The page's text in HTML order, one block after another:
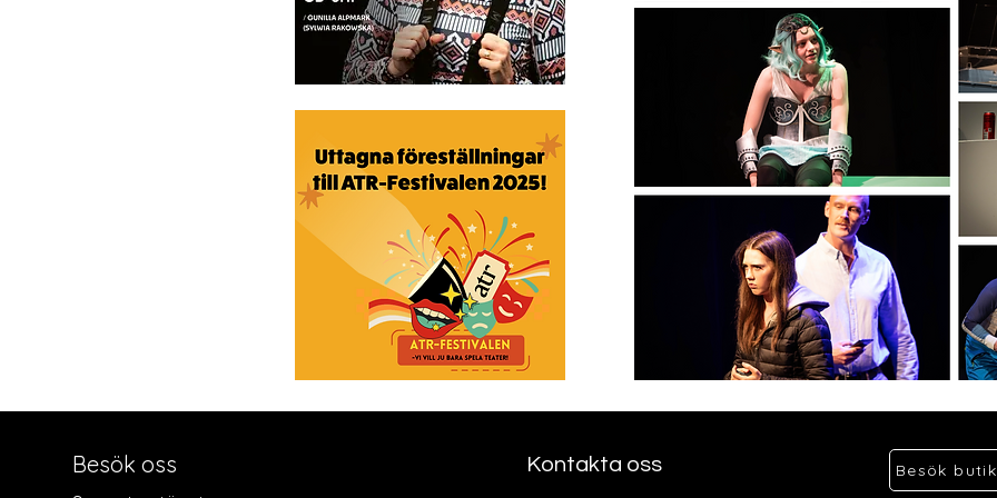
Besök oss Kontakta oss Besök